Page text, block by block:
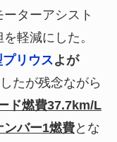
ターアシスト
軽減にした。
プリウスよが
したが残念ながら
ド燃費37.7km/L
ンバー1燃費とな